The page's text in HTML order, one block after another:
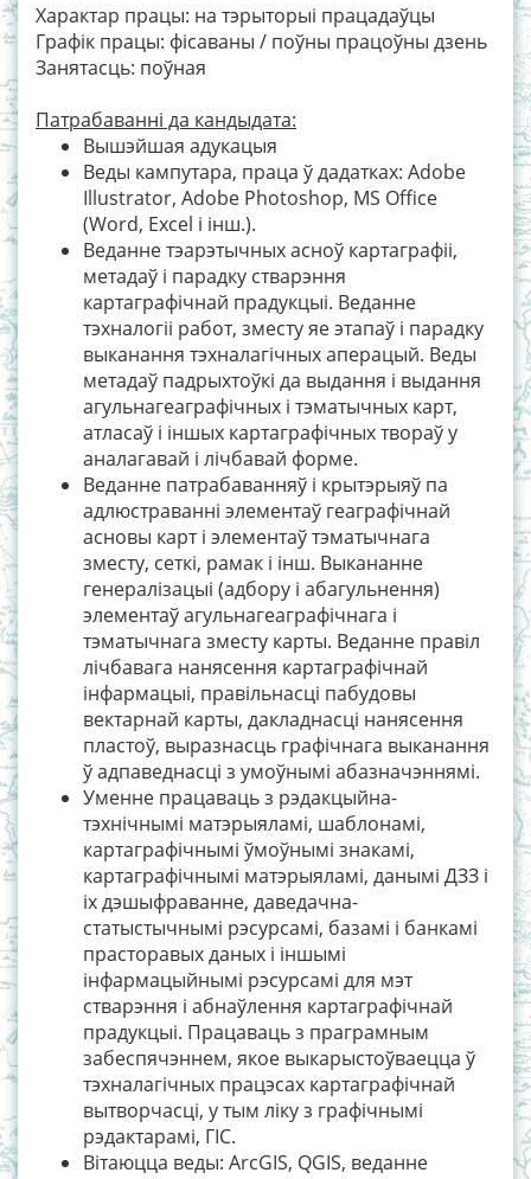
Характар працы: на тэрыторыі працадаўцы
Графік працы: фісаваны / поўны працоўны дзень
Занятасць: поўная
Патрабаванні да кандыдата:
Вышэйшая адукацыя
Веды кампутара, праца ў дадатках: Adobe
Illustrator, Adobe Photoshop, MS Office
(Word, Excel і інш.).
Веданне тэарэтычных асноў картаграфіі,
метадаў і парадку стварэння
картаграфічнай прадукцыі. Веданне
тэхналогіі работ, зместу яе этапаў і парадку
выканання тэхналагічных аперацый. Веды
метадаў падрыхтоўкі да выдання і выдання
агульнагеаграфічных і тэматычных карт,
атласаў і іншых картаграфічных твораў у
аналагавай і лічбавай форме.
Веданне патрабаванняў і крытэрыяў па
адлюстраванні элементаў геаграфічнай
асновы карт і элементаў тэматычнага
зместу, сеткі, рамак і інш. Выкананне
генералізацыі (адбору і абагульнення)
элементаў агульнагеаграфічнага і
тэматычнага зместу карты. Веданне правіл
лічбавага нанясення картаграфічнай
інфармацыі, правільнасці пабудовы
вектарнай карты, дакладнасці нанясення
пластоў, выразнасць графічнага выканання
ў адпаведнасці з умоўнымі абазначэннямі.
Уменне працаваць з рэдакцыйна-
тэхнічнымі матэрыяламі, шаблонамі,
картаграфічнымі ўмоўнымі знакамі,
картаграфічнымі матэрыяламі, данымі ДЗЗ і
іх дэшыфраванне, даведачна-
статыстычнымі рэсурсамі, базамі і банкамі
прасторавых даных і іншымі
інфармацыйнымі рэсурсамі для мэт
стварэння і абнаўлення картаграфічнай
прадукцыі. Працаваць з праграмным
забеспячэннем, якое выкарыстоўваецца ў
тэхналагічных працэсах картаграфічнай
вытворчасці, у тым ліку з графічнымі
рэдактарамі, ГІС.
Вітаюцца веды: ArcGIS, QGIS, веданне